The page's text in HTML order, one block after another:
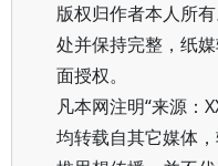
版权归作者本人所
处并保持完整，纸
面授权。
凡本网注明“来源：
均转载自其它媒体